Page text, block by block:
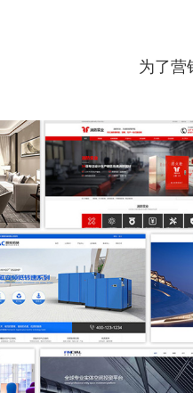
为了营